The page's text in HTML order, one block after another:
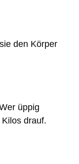
den Körper
üppig
drauf.